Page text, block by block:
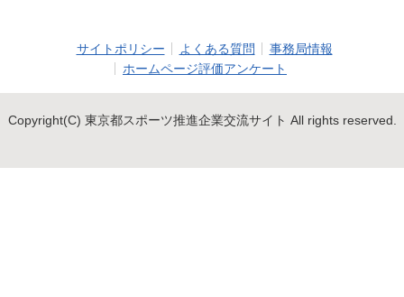
サイトポリシー よくある質問
事務局情報
ホームページ評価アンケート
Copyright(C) 東京都スポーツ推進企業交流サイト All rights reserved.